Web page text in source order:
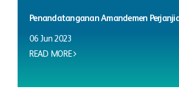
Penandatanganan Amandemen
06 Jun 2023
READ MORE